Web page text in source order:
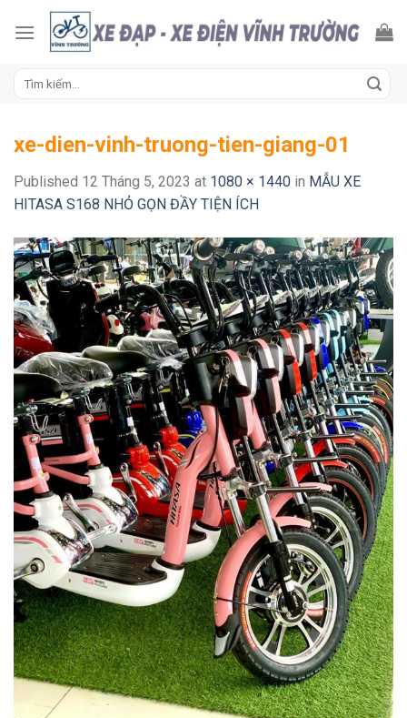
xe-dien-vinh-truong-tien-giang-01
Published 12 Tháng 5, 2023 at 1080 × 1440 in MẪU XE
HITASA S168 NHỎ GỌN ĐẦY TIỆN ÍCH